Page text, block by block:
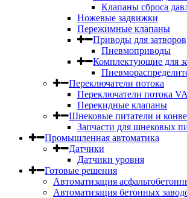
Клапаны сброса
Ножевые задвижки
Пережимные клапаны
Приводы для затворов
Пневмоприводы
Комплектующие для
Переключатели потока
Переключатели потока
Перекидные клапаны
Шнековые питатели и
Запчасти для шнековых
Промышленная автоматика
Датчики
Датчики уровня
Готовые решения
Автоматизация
Автоматизация бетонных